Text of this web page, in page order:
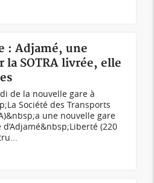
: Adjamé, une
la SOTRA livrée, elle
de la nouvelle gare à
Société des Transports
une nouvelle gare
(220